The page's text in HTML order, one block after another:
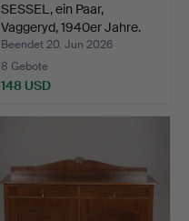
SESSEL, ein Paar,
Vaggeryd, 1940er Jahre.
Beendet 20. Jun 2026
8 Gebote
148 USD